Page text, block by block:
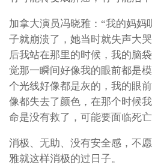
加拿大演员冯晓雅：“我的妈妈
子就崩溃了，她当时就失声大
后我站在那里的时候，我的脑
觉那一瞬间好像我的眼前都是
个光线好像都是灰的，我的眼
像都失去了颜色，在那个时候
命是没有救了，可能要面临死
消极、无助、没有安全感，不
雅就这样消极的过日子。